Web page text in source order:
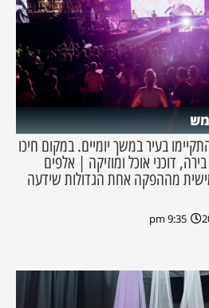
בעיר במשך יומיים. במקום חיכו
דוכני אוכל ומוזיקה | אלפים
מההפקה אחת הגדולות שידעה
9:35 pm